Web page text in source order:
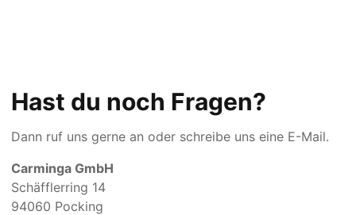
Hast du noch Fragen?
Dann ruf uns gerne an oder schreibe uns eine E-Mail.
Carminga GmbH
Schäfflerring 14
94060 Pocking